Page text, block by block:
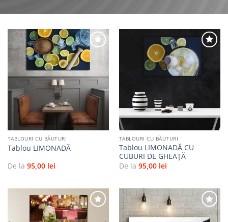
Adaugă
la
favorite
TABLOURI CU BĂUTURI
Tablou LIMONADĂ
De la 95,00 lei
Adaugă
TABLOURI CU BĂUTURI
Tablou LIMONADĂ CU
CUBURI DE GHEAȚĂ
De la 95,00 lei